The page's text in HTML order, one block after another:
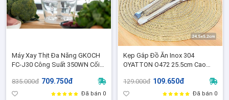
Máy Xay Thịt Đa Năng GKOCH
FC-J30 Công Suất 350WN Cối
Nhanh ( Màu Bạc FC-J30)
835.000đ 709.750đ
Đã bán 0
Kẹp Gắp Đồ Ăn Inox 304
OYATTON O472 25.5cm Cao
Rán BBQ, Model OYT-
AL472SWJ
129.000đ 109.650đ
Đã bán 0